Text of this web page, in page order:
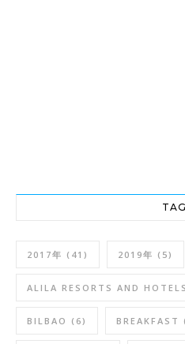
2017年 (41) 2019年 (5)
ALILA RESORTS AND HOTELS
BILBAO (6) BREAKFAST